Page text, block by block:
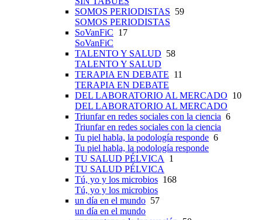
SOMOS PERIODISTAS 59
SOMOS PERIODISTAS
SoVanFiC 17
SoVanFiC
TALENTO Y SALUD 58
TALENTO Y SALUD
TERAPIA EN DEBATE 11
TERAPIA EN DEBATE
DEL LABORATORIO AL MERCADO 10
DEL LABORATORIO AL MERCADO
Triunfar en redes sociales con la ciencia 6
Triunfar en redes sociales con la ciencia
Tu piel habla, la podología responde 6
Tu piel habla, la podología responde
TU SALUD PÉLVICA
1
TU SALUD PÉLVICA
Tú, yo y los microbios 168
Tú, yo y los microbios
un día en el mundo 57
un día en el mundo